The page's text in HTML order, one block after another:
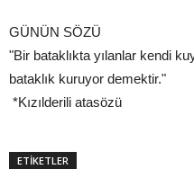
GÜNÜN SÖZÜ
"Bir bataklıkta yılanlar kendi
bataklık kuruyor demektir."
*Kızılderili atasözü
ETİKETLER